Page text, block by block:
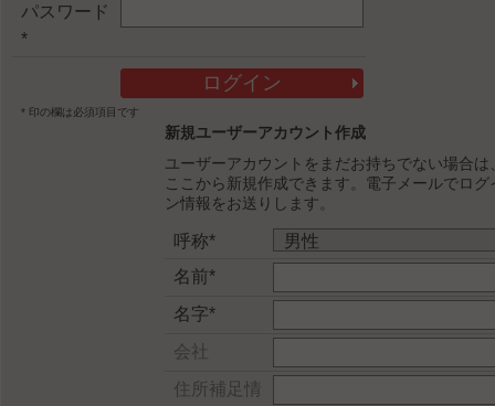
パスワード
*
* 印の欄は必須項目です
新規ユーザーアカウント作成
ユーザーアカウントをまだお持ちでない場合は
ここから新規作成できます。電子メールでログ
ン情報をお送りします。
呼称*
名前*
名字*
会社
住所補足情